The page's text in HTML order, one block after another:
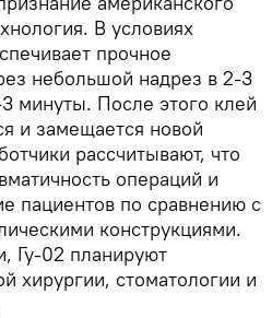
В условиях
прочное
небольшой надрез в 2-3
минуты. После этого клей
и замещается новой
рассчитывают, что
операций и
пациентов по сравнению с
конструкциями.
Гу-02 планируют
хирургии, стоматологии и